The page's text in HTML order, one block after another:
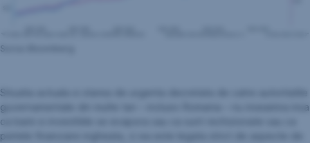
Sursa: Bloomberg
Situatia actuala si starea de urgenta decretata de catre autoritatile
guvernamentale din multe tari – inclusiv Romania – nu inseamna insa
ca banii si investitiile se evapora sau ca sunt rechizionate sau ca
pietele financiare ingheata, ci ea este legata strict de aspecte de